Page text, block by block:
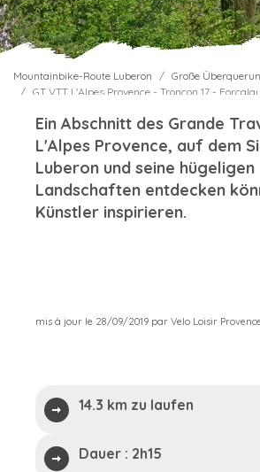
Mountainbike-Route Luberon
Große
GT VTT L'Alpes Provence - Tronçon 17 -
Ein Abschnitt des Grande
L'Alpes Provence, auf dem
Luberon und seine hügeligen
Landschaften entdecken
Künstler inspirieren.
mis à jour le 28/09/2019 par Velo Loisir
14.3 km zu laufen
Dauer : 2h15